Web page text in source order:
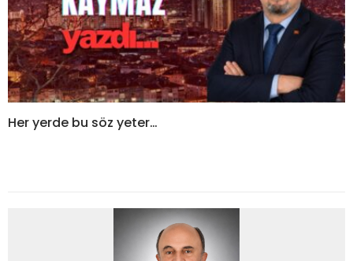
Her yerde bu söz yeter…